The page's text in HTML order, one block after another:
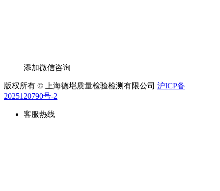
添加微信咨询
版权所有 © 上海德垲质量检验检测有限公司 沪ICP备
2025120790号-2
客服热线